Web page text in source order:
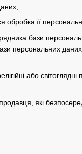
обробка її
бази
персональних
або
які